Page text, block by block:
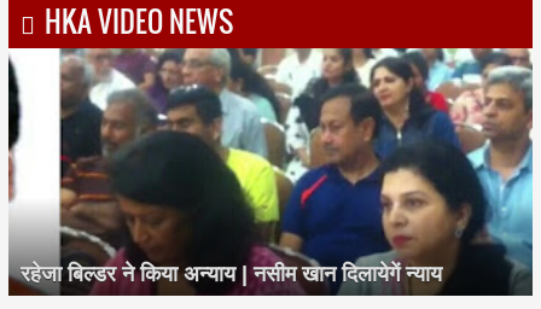
HKA VIDEO NEWS
रहेजा बिल्डर ने किया अन्याय | नसीम खान दिलायेगें न्याय